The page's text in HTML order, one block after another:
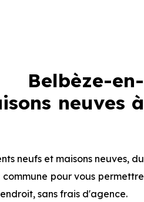
en-
neuves à
neufs et maisons neuves, du
pour vous permettre
sans frais d'agence.